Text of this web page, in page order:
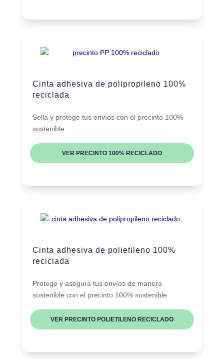
Cinta adhesiva de polipropileno 100%
reciclada
Sella y protege tus envíos con el precinto 100%
sostenible.
VER PRECINTO 100% RECICLADO
Cinta adhesiva de polietileno 100%
reciclada
Protege y asegura tus envíos de manera
sostenible con el precinto 100% sostenible.
VER PRECINTO POLIETILENO RECICLADO